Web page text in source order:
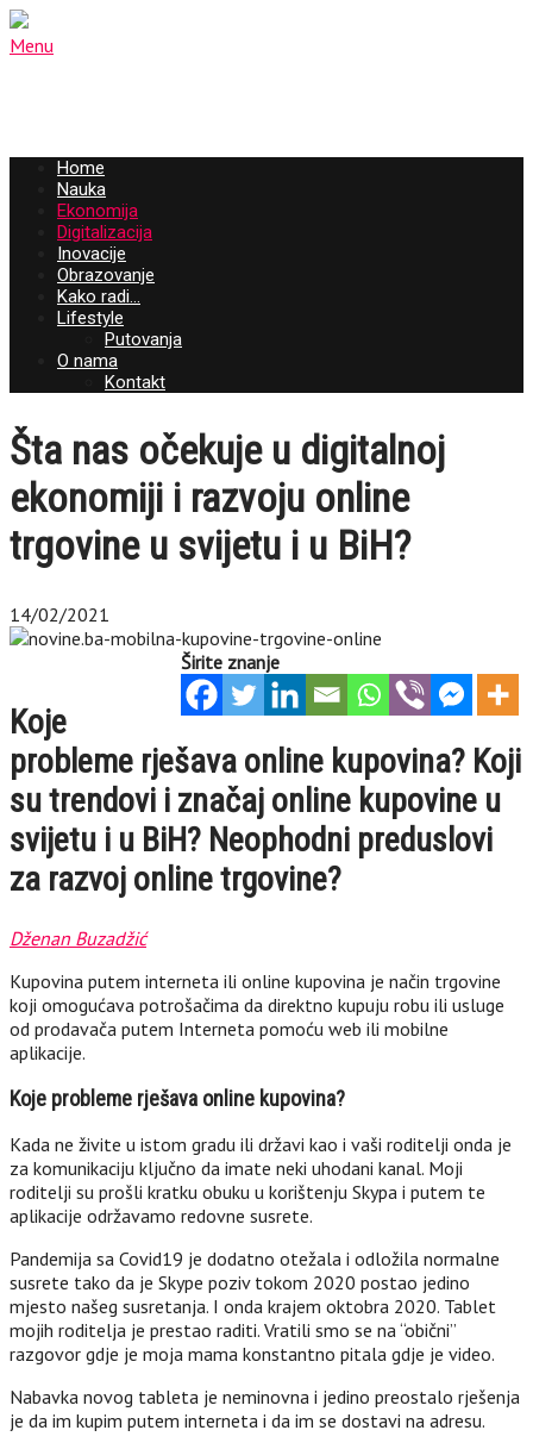
Menu
Home
Nauka
Ekonomija
Digitalizacija
Inovacije
Obrazovanje
Kako radi…
Lifestyle
Putovanja
O nama
Kontakt
Šta nas očekuje u digitalnoj
ekonomiji i razvoju online
trgovine u svijetu i u BiH?
14/02/2021
Širite znanje
Koje
probleme rješava online kupovina? Koji
su trendovi i značaj online kupovine u
svijetu i u BiH? Neophodni preduslovi
za razvoj online trgovine?
Dženan Buzadžić
Kupovina putem interneta ili online kupovina je način trgovine
koji omogućava potrošačima da direktno kupuju robu ili usluge
od prodavača putem Interneta pomoću web ili mobilne
aplikacije.
Koje probleme rješava online kupovina?
Kada ne živite u istom gradu ili državi kao i vaši roditelji onda je
za komunikaciju ključno da imate neki uhodani kanal. Moji
roditelji su prošli kratku obuku u korištenju Skypa i putem te
aplikacije održavamo redovne susrete.
Pandemija sa Covid19 je dodatno otežala i odložila normalne
susrete tako da je Skype poziv tokom 2020 postao jedino
mjesto našeg susretanja. I onda krajem oktobra 2020. Tablet
mojih roditelja je prestao raditi. Vratili smo se na “obični”
razgovor gdje je moja mama konstantno pitala gdje je video.
Nabavka novog tableta je neminovna i jedino preostalo rješenja
je da im kupim putem interneta i da im se dostavi na adresu.